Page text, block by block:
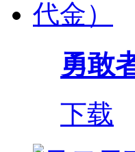
勇敢
下载